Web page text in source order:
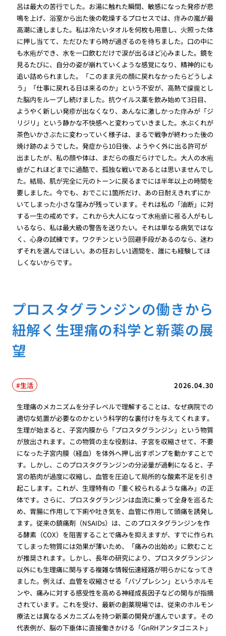
呂は最大の苦行でした。お湯に触れた瞬間、敏感になった発疹が悲
鳴を上げ、浴室から出た後の乾燥するプロセスでは、痒みの嵐が最
高潮に達しました。私は冷たいタオルを何枚も用意し、火照った体
に押し当てて、ただひたすら時が過ぎるのを待ちました。口の中に
も水疱ができ、水を一口飲むだけで涙が出るほど沁みました。鏡を
見るたびに、自分の姿が崩れていくような感覚になり、精神的にも
追い詰められました。「このまま元の顔に戻れなかったらどうしよ
う」「仕事に戻れる日は来るのか」という不安が、高熱で朦朧とし
た脳内をループし続けました。抗ウイルス薬を飲み始めて3日目、
ようやく新しい発疹が出なくなり、あんなに激しかった痒みが「ジ
リジリ」という静かな不快感へと変わっていきました。水ぶくれが
茶色いかさぶたに変わっていく様子は、まるで戦争が終わった後の
焼け跡のようでした。発症から10日後、ようやく外に出る許可が
出ましたが、私の顔や体は、まだらの痕だらけでした。大人の水疱
瘡がこれほどまでに過酷で、孤独な戦いであるとは思いませんでし
た。結局、肌が完全に元のトーンに戻るまでには半年以上の時間を
要しました。今でも、おでこに1箇所だけ、あの日耐えきれずにか
いてしまった小さな窪みが残っています。それは私の「油断」に対
する一生の戒めです。これから大人になって水疱瘡に罹る人がもし
いるなら、私は最大級の警告を送りたい。それは単なる病気ではな
く、心身の試練です。ワクチンという回避手段があるのなら、迷わ
ずそれを選んでほしい。あの狂おしい1週間を、誰にも経験してほ
しくないからです。
プロスタグランジンの働きから
紐解く生理痛の科学と新薬の展
望
2026.04.30
生活
生理痛のメカニズムを分子レベルで理解することは、なぜ病院での
適切な処置が必要なのかという科学的な裏付けを与えてくれます。
生理が始まると、子宮内膜から「プロスタグランジン」という物質
が放出されます。この物質の主な役割は、子宮を収縮させて、不要
になった子宮内膜（経血）を体外へ押し出すポンプを動かすことで
す。しかし、このプロスタグランジンの分泌量が過剰になると、子
宮の筋肉が過度に収縮し、血管を圧迫して局所的な酸素不足を引き
起こします。これが、生理特有の「重く絞られるような痛み」の正
体です。さらに、プロスタグランジンは血流に乗って全身を巡るた
め、胃腸に作用して下痢や吐き気を、血管に作用して頭痛を誘発し
ます。従来の鎮痛剤（NSAIDs）は、このプロスタグランジンを作
る酵素（COX）を阻害することで痛みを抑えますが、すでに作られ
てしまった物質には効果が薄いため、「痛みの出始め」に飲むこと
が推奨されます。しかし、長年の研究により、プロスタグランジン
以外にも生理痛に関与する複雑な情報伝達経路が明らかになってき
ました。例えば、血管を収縮させる「バゾプレシン」というホルモ
ンや、痛みに対する感受性を高める神経成長因子などの関与が指摘
されています。これを受け、最新の創薬現場では、従来のホルモン
療法とは異なるメカニズムを持つ新薬の開発が進んでいます。その
代表例が、脳の下垂体に直接働きかける「GnRHアンタゴニスト」